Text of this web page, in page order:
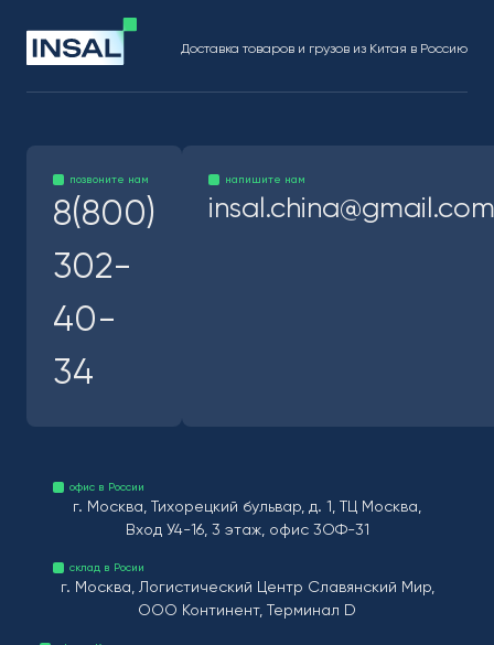
Доставка товаров и грузов из Китая в Россию
позвоните нам
8(800)
302-
40-
34
напишите нам
insal.china@gmail.com
офис в России
г. Москва, Тихорецкий бульвар, д. 1, ТЦ Москва,
Вход У4-16, 3 этаж, офис 3ОФ-31
склад в Росии
г. Москва, Логистический Центр Славянский Мир,
ООО Континент, Терминал D